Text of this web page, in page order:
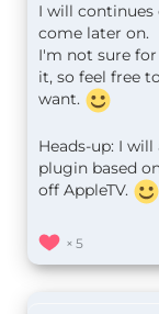
I will
come later on.
I'm not sure
it, so feel free
want.
Heads-up: I
plugin based
off AppleTV.
5